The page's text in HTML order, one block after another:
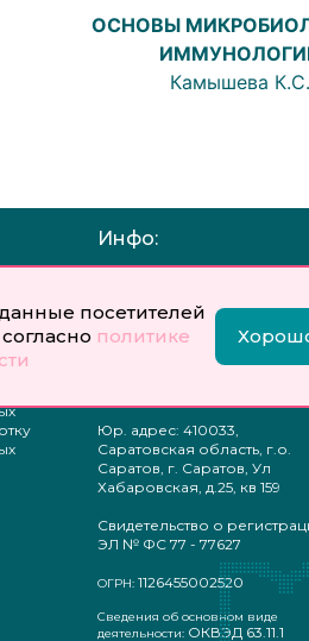
посетителей
политике
ОСНОВЫ
Камышева К.С.
Инфо:
ответственностью
«Профобразование»
Юр. адрес: 410033,
Саратовская область, г.о.
Саратов, г. Саратов, Ул
Хабаровская, д.25, кв 159
Свидетельство о
ЭЛ № ФС 77 - 77627
ОГРН: 1126455002520
Сведения об основном виде
деятельности: ОКВЭД 63.11.1